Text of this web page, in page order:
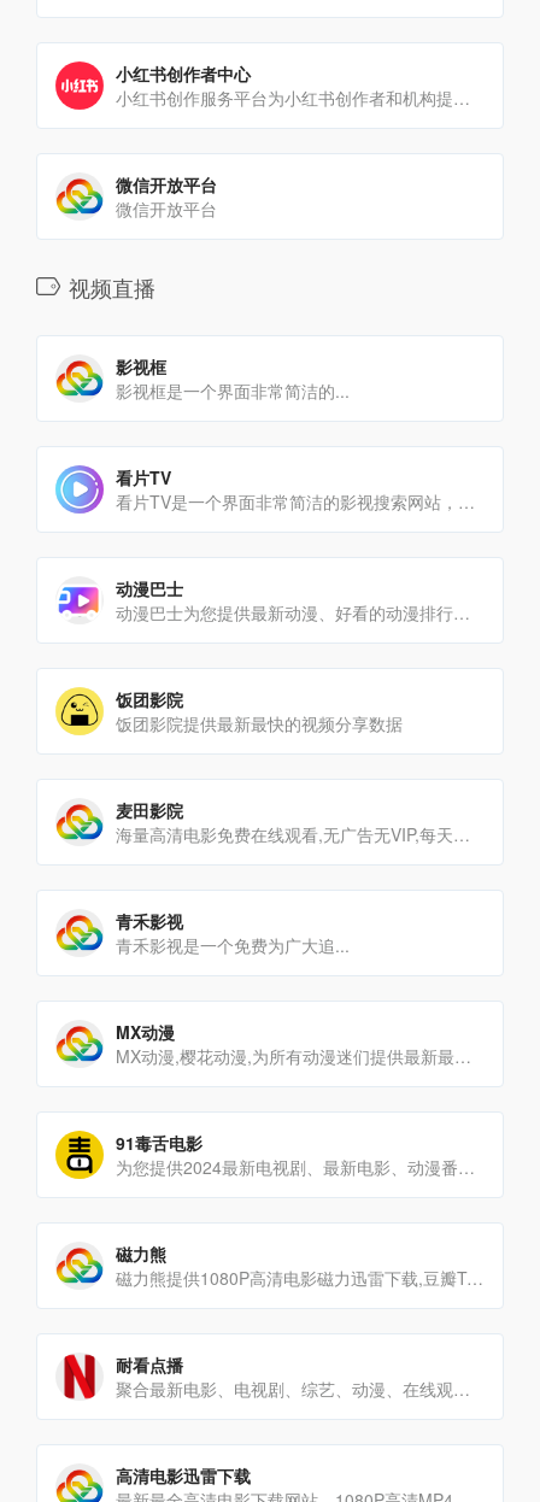
小红书创作者中心
小红书创作服务平台为小红书创作者和机构提供视频上传、数据分析、粉丝管理、创作指导等多项运营服务，助力用户解锁更[…]
微信开放平台
微信开放平台
视频直播
影视框
影视框是一个界面非常简洁的...
看片TV
看片TV是一个界面非常简洁的影视搜索网站，内容以电影、电视剧、短剧、综艺、动漫为主。首页只有一个搜索框和几个热[…]
动漫巴士
动漫巴士为您提供最新动漫、好看的动漫排行榜、热门动漫推荐；国产动漫、日本动漫、欧美动漫免费在线观看；无广告、高[…]
饭团影院
饭团影院提供最新最快的视频分享数据
麦田影院
海量高清电影免费在线观看,无广告无VIP,每天更新最新电影,最新电视剧,SVIP永久免费看!
青禾影视
青禾影视是一个免费为广大追...
MX动漫
MX动漫,樱花动漫,为所有动漫迷们提供最新最快的在线观看动漫番剧资源,国漫,国产动漫,日漫,日本动漫,动漫免费[…]
91毒舌电影
为您提供2024最新电视剧、最新电影、动漫番剧、学习课程，蓝光视频免费在线观看服务，无广告不卡，每天第一时间更[…]
磁力熊
磁力熊提供1080P高清电影磁力迅雷下载,豆瓣Top250及豆瓣高分电影1080P高清磁力下载。
耐看点播
聚合最新电影、电视剧、综艺、动漫、在线观看网站平台
高清电影迅雷下载